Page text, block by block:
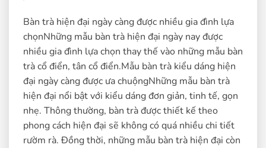
Bàn trà hiện đại ngày càng được nhiều gia đình lựa
chọnNhững mẫu bàn trà hiện đại ngày nay được
nhiều gia đình lựa chọn thay thế vào những mẫu bàn
trà cổ điển, tân cổ điển.Mẫu bàn trà kiểu dáng hiện
đại ngày càng được ưa chuộngNhững mẫu bàn trà
hiện đại nổi bật với kiểu dáng đơn giản, tinh tế, gọn
nhẹ. Thông thường, bàn trà được thiết kế theo
phong cách hiện đại sẽ không có quá nhiều chi tiết
rườm rà. Đồng thời, những mẫu bàn trà hiện đại còn